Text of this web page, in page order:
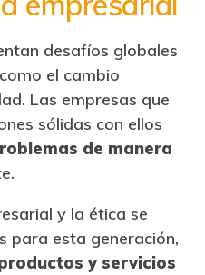
desafíos globales
el cambio
Las empresas que
sólidas con ellos
de manera
y la ética se
para esta generación,
y servicios